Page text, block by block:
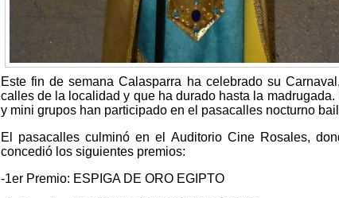
Este fin de semana Calasparra ha celebrado su
calles de la localidad y que ha durado hasta la
y mini grupos han participado en el pasacalles nocturno
El pasacalles culminó en el Auditorio Cine Rosales,
concedió los siguientes premios:
-1er Premio: ESPIGA DE ORO EGIPTO